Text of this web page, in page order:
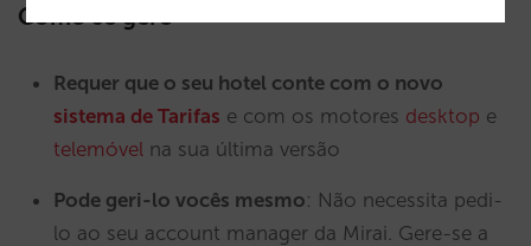
Como se gere
Requer que o seu hotel conte com o novo
sistema de Tarifas e com os motores desktop e
telemóvel na sua última versão
Pode geri-lo vocês mesmo: Não necessita pedi-
lo ao seu account manager da Mirai. Gere-se a